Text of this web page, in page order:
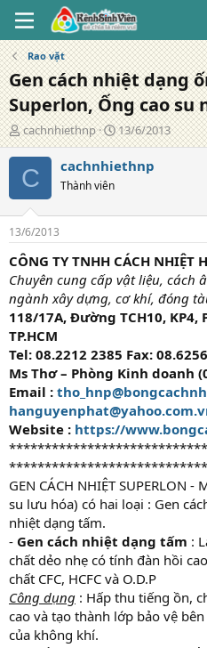
Rao vặt
Gen cách nhiệt dạng
Superlon, Ống cao su
T
á
c
g
ả
cachnhiethnp
N
g
à
g
13/6/2013
C cachnhiethnp
Thành viên
13/6/2013
CÔNG TY TNHH CÁCH NHIỆT
Chuyên cung cấp vật liệu, cách
ngành xây dựng, cơ khí, đóng
118/17A, Đường TCH10, KP4,
TP.HCM
Tel: 08.2212 2385 Fax:
Ms Thơ – Phòng Kinh doanh
Email :
Website : https://
GEN CÁCH NHIỆT SUPERLON
su lưu hóa) có hai loại : Gen
nhiệt dạng tấm.
- Gen cách nhiệt dạng tấm :
chất dẻo nhẹ có tính đàn hồi
chất CFC, HCFC và O.D.P
Công dụng : Hấp thu tiếng ồn,
cao và tạo thành lớp bảo vệ
của không khí.